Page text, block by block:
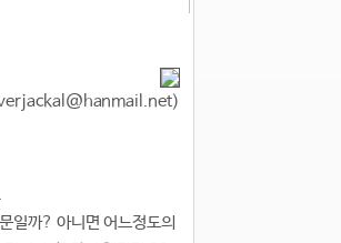
일까? 아니면 어느정도의